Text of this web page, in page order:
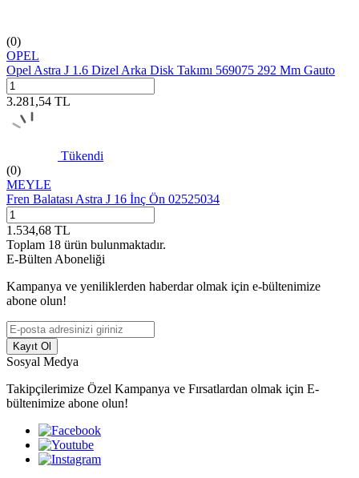
(0)
OPEL
Opel Astra J 1.6 Dizel Arka Disk Takımı 569075 292 Mm Gauto
3.281,54 TL
Tükendi
(0)
MEYLE
Fren Balatası Astra J 16 İnç Ön 02525034
1.534,68 TL
Toplam 18 ürün bulunmaktadır.
E-Bülten Aboneliği
Kampanya ve yeniliklerden haberdar olmak için e-bültenimize
abone olun!
Kayıt Ol
Sosyal Medya
Takipçilerimize Özel Kampanya ve Fırsatlardan olmak için E-
bültenimize abone olun!